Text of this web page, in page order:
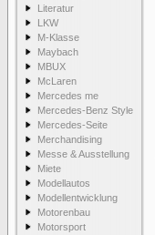
Literatur
LKW
M-Klasse
Maybach
MBUX
McLaren
Mercedes me
Mercedes-Benz Style
Mercedes-Seite
Merchandising
Messe & Ausstellung
Miete
Modellautos
Modellentwicklung
Motorenbau
Motorsport